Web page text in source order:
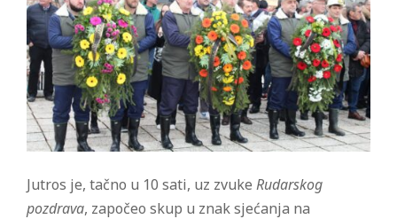
Jutros je, tačno u 10 sati, uz zvuke Rudarskog
pozdrava, započeo skup u znak sjećanja na